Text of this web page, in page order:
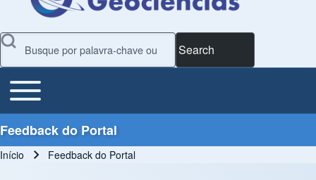
Search
Main Menu
Toggle main menu
Feedback do Portal
Início Feedback do Portal